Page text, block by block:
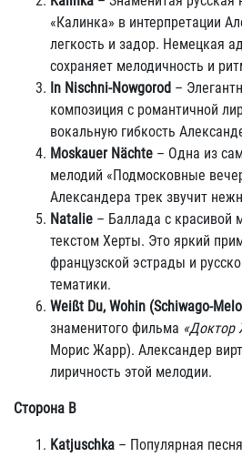
«Калинка» в интерпретации
легкость и задор. Немецкая
сохраняет мелодичность и
In Nischni-Nowgorod –
композиция с романтичной
вокальную гибкость
Moskauer Nächte – Одна из
мелодий «Подмосковные
Александера трек звучит
Natalie – Баллада с красивой
текстом Херты. Это яркий
французской эстрады и
тематики.
Weißt Du, Wohin (Schiwago-
знаменитого фильма «Доктор
Морис Жарр). Александер
лиричность этой мелодии.
Сторона B
Katjuschka – Популярная